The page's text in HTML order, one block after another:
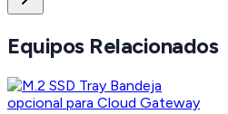
Equipos Relacionados